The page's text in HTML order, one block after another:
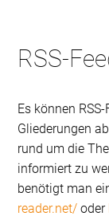
RSS-
Es können
Gliederungen
rund um die
informiert zu
benötigt man
reader.net/ oder